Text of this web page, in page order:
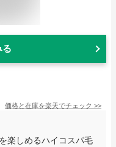
る
価格と在庫を楽天でチェック >>
楽しめるハイコスパ毛